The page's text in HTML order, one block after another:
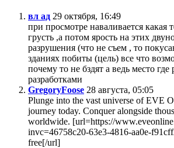
вл ад 29 октября, 16:49
при просмотре наваливается какая
грусть ,а потом ярость на этих
разрушения (что не съем , то
зданиях побиты (цель) все что
почему то не бздят а ведь место где
разработками
GregoryFoose 28 августа, 05:05
Plunge into the vast universe of EVE
journey today. Conquer alongside
worldwide. [url=https://
invc=46758c20-63e3-4816-aa0e-
free[/url]